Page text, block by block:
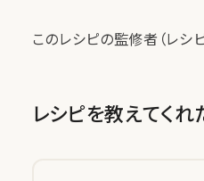
このレシピの監修者（レシ
レシピを教えてくれ